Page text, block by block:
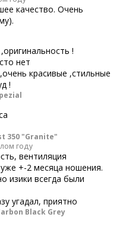
качество. Очень
!
нет
красивые ,стильные
!
350 "Granite"
году
вентиляция
+-2 месяца ношения.
изики всегда были
угадал, приятно
Black Grey